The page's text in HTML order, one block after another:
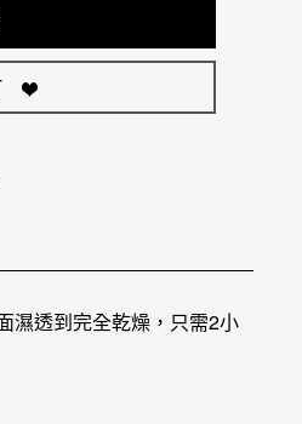
濕透到完全乾燥，只需2小